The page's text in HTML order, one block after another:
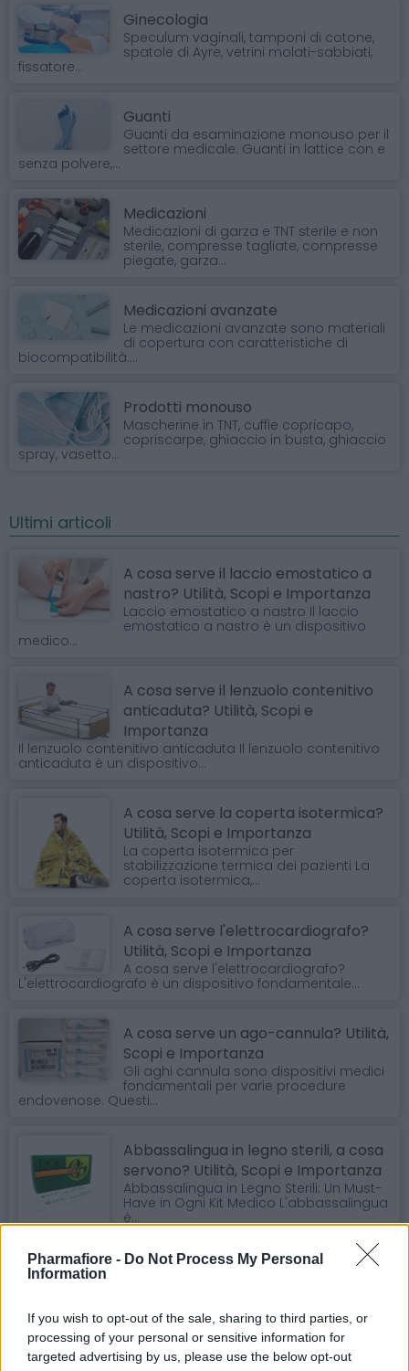
Pharmafiore - Do Not Process My Personal
Information
If you wish to opt-out of the sale, sharing to third parties, or
processing of your personal or sensitive information for
targeted advertising by us, please use the below opt-out
Ginecologia
Speculum vaginali, tamponi di cotone,
spatole di Ayre, vetrini molati-sabbiati,
fissatore...
Guanti
Guanti da esaminazione monouso per il
settore medicale. Guanti in lattice con e
senza polvere,...
Medicazioni
Medicazioni di garza e TNT sterile e non
sterile, compresse tagliate, compresse
piegate, garza...
Medicazioni avanzate
Le medicazioni avanzate sono materiali
di copertura con caratteristiche di
biocompatibilità....
Prodotti monouso
Mascherine in TNT, cuffie copricapo,
copriscarpe, ghiaccio in busta, ghiaccio
spray, vasetto...
Ultimi articoli
A cosa serve il laccio emostatico a
nastro? Utilità, Scopi e Importanza
Laccio emostatico a nastro Il laccio
emostatico a nastro è un dispositivo
medico...
A cosa serve il lenzuolo contenitivo
anticaduta? Utilità, Scopi e
Importanza
Il lenzuolo contenitivo anticaduta Il lenzuolo contenitivo
anticaduta è un dispositivo...
A cosa serve la coperta isotermica?
Utilità, Scopi e Importanza
La coperta isotermica per
stabilizzazione termica dei pazienti La
coperta isotermica,...
A cosa serve l'elettrocardiografo?
Utilità, Scopi e Importanza
A cosa serve l'elettrocardiografo?
L'elettrocardiografo è un dispositivo fondamentale...
A cosa serve un ago-cannula? Utilità,
Scopi e Importanza
Gli aghi cannula sono dispositivi medici
fondamentali per varie procedure
endovenose. Questi...
Abbassalingua in legno sterili, a cosa
servono? Utilità, Scopi e Importanza
Abbassalingua in Legno Sterili: Un Must-
Have in Ogni Kit Medico L'abbassalingua
è...
Bacinelle Reniformi: Innovazione e
Sicurezza nei Reparti Clinici Nel mondo della sanità,...